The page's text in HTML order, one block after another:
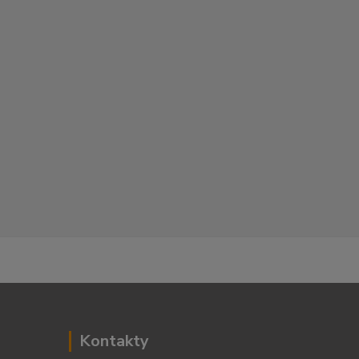
Kontakty